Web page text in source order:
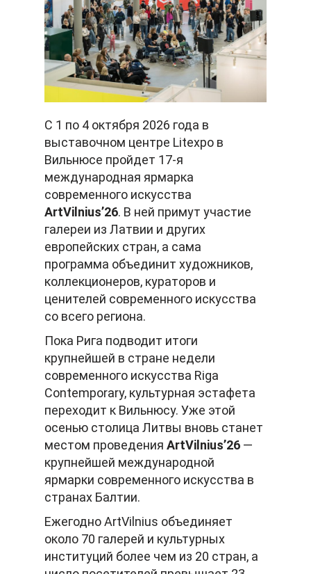
С 1 по 4 октября 2026 года в
выставочном центре Litexpo в
Вильнюсе пройдет 17-я
международная ярмарка
современного искусства
ArtVilnius’26. В ней примут участие
галереи из Латвии и других
европейских стран, а сама
программа объединит художников,
коллекционеров, кураторов и
ценителей современного искусства
со всего региона.
Пока Рига подводит итоги
крупнейшей в стране недели
современного искусства Riga
Contemporary, культурная эстафета
переходит к Вильнюсу. Уже этой
осенью столица Литвы вновь станет
местом проведения ArtVilnius’26 —
крупнейшей международной
ярмарки современного искусства в
странах Балтии.
Ежегодно ArtVilnius объединяет
около 70 галерей и культурных
институций более чем из 20 стран, а